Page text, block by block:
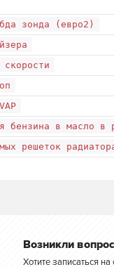
зонда (евро2)
скорости
бензина в масло в
решеток
Возникли
Хотите записаться на